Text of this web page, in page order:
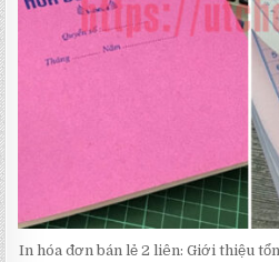
In hóa đơn bán lẻ 2 liên: Giới thiệu